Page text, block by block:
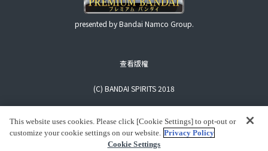
presented by Bandai Namco Group.
查看版權
(C) BANDAI SPIRITS 2018
This website uses cookies. Please click [Cookie Settings] to opt-out or
customize your cookie settings on our website. Privacy Policy
Cookie Settings